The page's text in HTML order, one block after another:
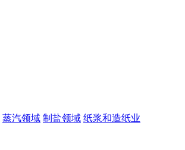
蒸汽领域 制盐领域 纸浆和造纸业